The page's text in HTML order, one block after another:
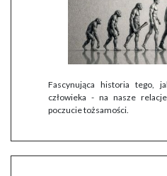
Fascynująca historia tego,
człowieka - na nasze
poczucie tożsamości.